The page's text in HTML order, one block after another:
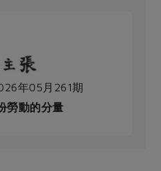
年05月261期
勞動的分量